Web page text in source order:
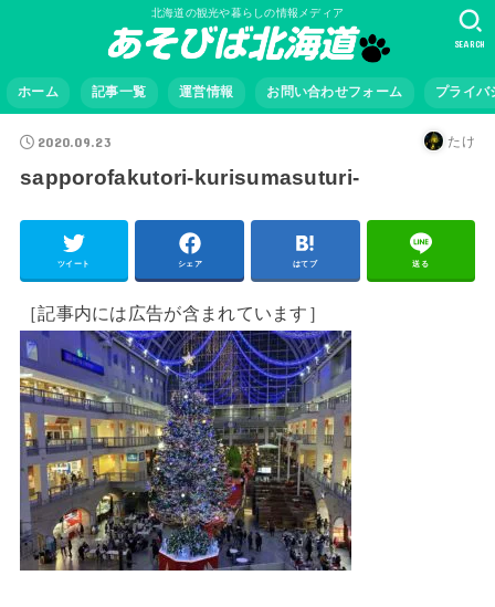
北海道の観光や暮らしの情報メディア
ホーム 記事一覧 運営情報 お問い合わせフォーム プライバ
SEARCH
2020.09.23 たけ
sapporofakutori-kurisumasuturi-
ツイート シェア はてブ 送る
［記事内には広告が含まれています］